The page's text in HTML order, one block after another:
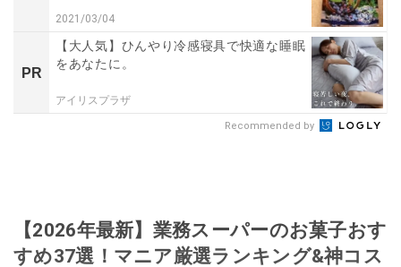
2021/03/04
PR
【大人気】ひんやり冷感寝具で快適な睡眠
をあなたに。
アイリスプラザ
Recommended by
【2026年最新】業務スーパーのお菓子おす
すめ37選！マニア厳選ランキング&神コス